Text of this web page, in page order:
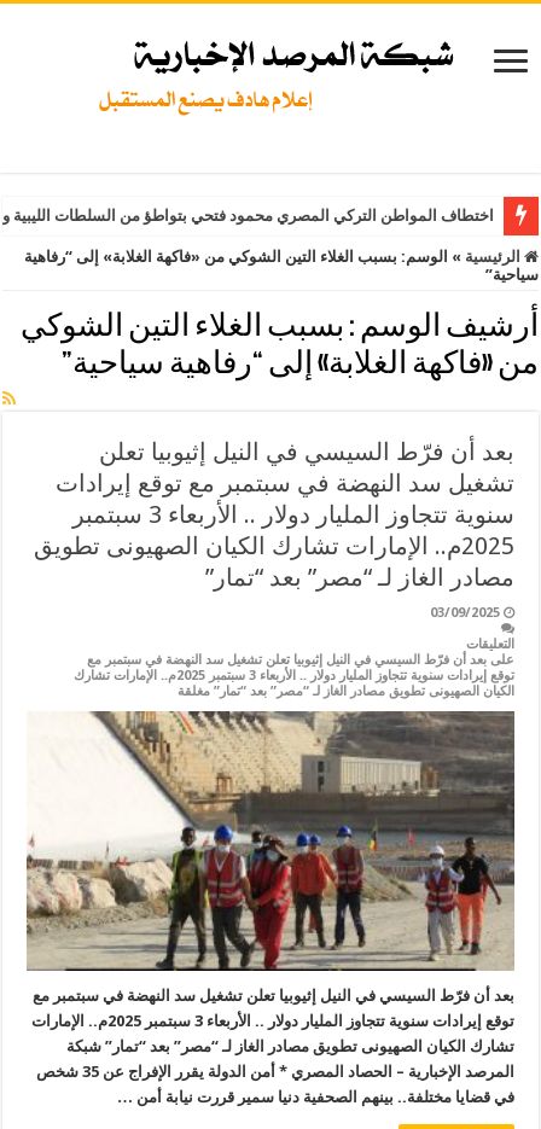
اختطاف المواطن التركي المصري محمود فتحي بتواطؤ من السلطات
الرئيسية » الوسم: بسبب الغلاء التين الشوكي من «فاكهة الغلابة» إلى “رفاهية
سياحية”
أرشيف الوسم : بسبب الغلاء التين الشوكي
من «فاكهة الغلابة» إلى “رفاهية سياحية”
بعد أن فرّط السيسي في النيل إثيوبيا تعلن
تشغيل سد النهضة في سبتمبر مع توقع إيرادات
سنوية تتجاوز المليار دولار .. الأربعاء 3 سبتمبر
2025م.. الإمارات تشارك الكيان الصهيونى تطويق
مصادر الغاز لـ “مصر” بعد “تمار”
03/09/2025
التعليقات
على بعد أن فرّط السيسي في النيل إثيوبيا تعلن تشغيل سد النهضة في سبتمبر مع
توقع إيرادات سنوية تتجاوز المليار دولار .. الأربعاء 3 سبتمبر 2025م.. الإمارات تشارك
الكيان الصهيونى تطويق مصادر الغاز لـ “مصر” بعد “تمار” مغلقة
بعد أن فرّط السيسي في النيل إثيوبيا تعلن تشغيل سد النهضة في سبتمبر مع
توقع إيرادات سنوية تتجاوز المليار دولار .. الأربعاء 3 سبتمبر 2025م.. الإمارات
تشارك الكيان الصهيونى تطويق مصادر الغاز لـ “مصر” بعد “تمار” شبكة
المرصد الإخبارية – الحصاد المصري * أمن الدولة يقرر الإفراج عن 35 شخص
في قضايا مختلفة.. بينهم الصحفية دنيا سمير قررت نيابة أمن …